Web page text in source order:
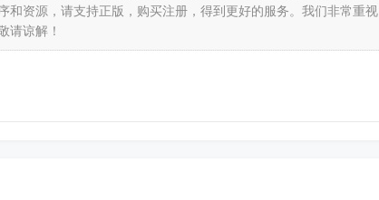
和资源，请支持正版，购买注册，得到更好的服务。我们非常重视
请谅解！